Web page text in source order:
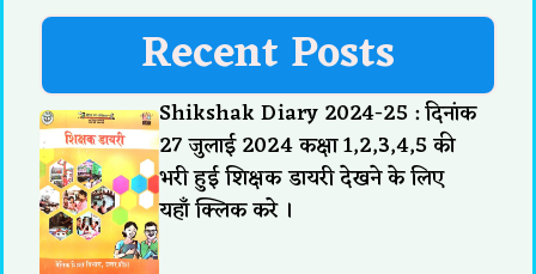
Recent Posts
Shikshak Diary 2024-25 : दिनांक
27 जुलाई 2024 कक्षा 1,2,3,4,5 की
भरी हुई शिक्षक डायरी देखने के लिए
यहाँ क्लिक करे ।